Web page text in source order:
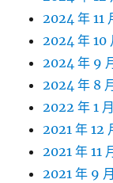
2024 年 11
2024 年 10
2024 年 9
2024 年 8 月
2022 年 1 月
2021 年 12
2021 年 11
2021 年 9 月